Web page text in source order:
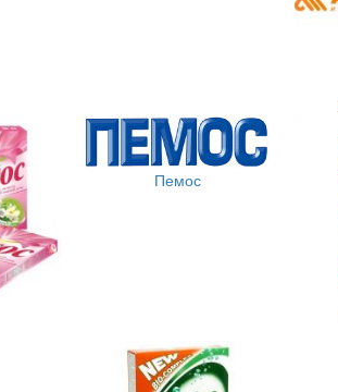
Пемос